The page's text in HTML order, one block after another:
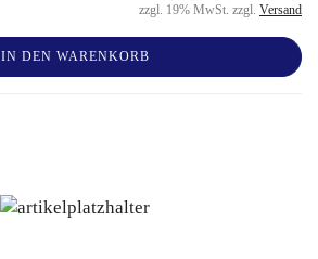
zzgl. 19% MwSt. zzgl. Versand
IN DEN WARENKORB